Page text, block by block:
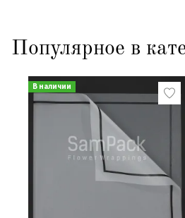
Популярное в
В наличии